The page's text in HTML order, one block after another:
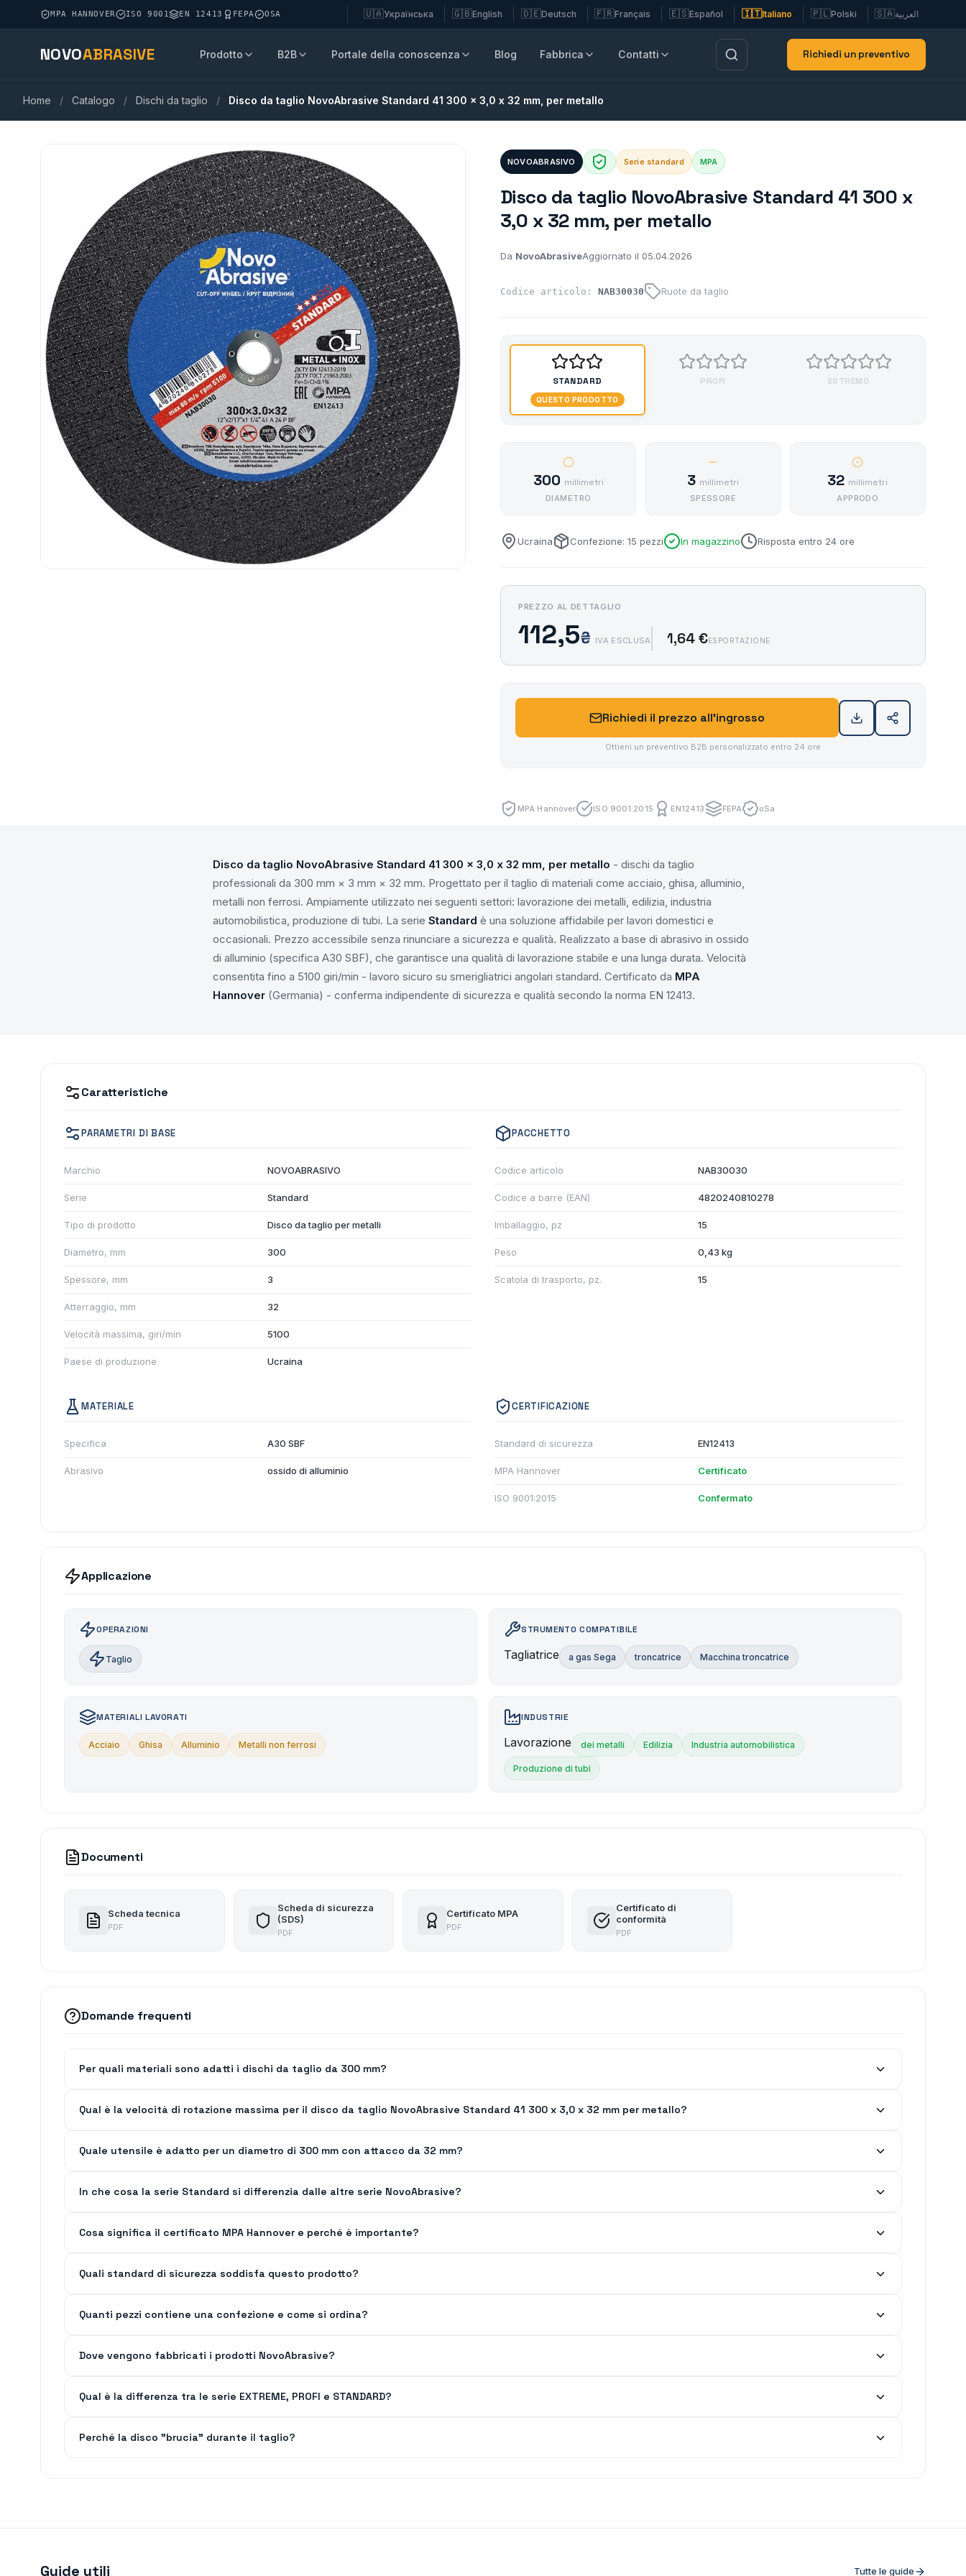
MPA HANNOVER ISO 9001 EN 12413 FEPA OSA 🇺🇦Українська 🇬🇧English 🇩🇪Deutsch 🇫🇷Français 🇪🇸Español 🇮🇹Italiano 🇵🇱Polski 🇸🇦العربية
NOVOABRASIVE Prodotto B2B Portale della conoscenza Blog Fabbrica Contatti Richiedi un preventivo
Home / Catalogo / Dischi da taglio / Disco da taglio NovoAbrasive Standard 41 300 x 3,0 x 32 mm, per metallo
NOVOABRASIVO Serie standard MPA
Disco da taglio NovoAbrasive Standard 41 300 x
3,0 x 32 mm, per metallo
Da NovoAbrasiveAggiornato il 05.04.2026
Codice articolo: NAB30030 Ruote da taglio
STANDARD
QUESTO PRODOTTO
PROFI ESTREMO
300 millimetri
DIAMETRO
3 millimetri
SPESSORE
32 millimetri
APPRODO
Ucraina Confezione: 15 pezzi In magazzino Risposta entro 24 ore
PREZZO AL DETTAGLIO
112,5₴ IVA ESCLUSA 1,64 €ESPORTAZIONE
Richiedi il prezzo all'ingrosso
Ottieni un preventivo B2B personalizzato entro 24 ore
MPA Hannover ISO 9001:2015 EN12413 FEPA oSa
Disco da taglio NovoAbrasive Standard 41 300 x 3,0 x 32 mm, per metallo - dischi da taglio
professionali da 300 mm × 3 mm × 32 mm. Progettato per il taglio di materiali come acciaio, ghisa, alluminio,
metalli non ferrosi. Ampiamente utilizzato nei seguenti settori: lavorazione dei metalli, edilizia, industria
automobilistica, produzione di tubi. La serie Standard è una soluzione affidabile per lavori domestici e
occasionali. Prezzo accessibile senza rinunciare a sicurezza e qualità. Realizzato a base di abrasivo in ossido
di alluminio (specifica A30 SBF), che garantisce una qualità di lavorazione stabile e una lunga durata. Velocità
consentita fino a 5100 giri/min - lavoro sicuro su smerigliatrici angolari standard. Certificato da MPA
Hannover (Germania) - conferma indipendente di sicurezza e qualità secondo la norma EN 12413.
Caratteristiche
PARAMETRI DI BASE
Marchio NOVOABRASIVO
Serie Standard
Tipo di prodotto Disco da taglio per metalli
Diametro, mm 300
Spessore, mm 3
Atterraggio, mm 32
Velocità massima, giri/min 5100
Paese di produzione Ucraina
PACCHETTO
Codice articolo NAB30030
Codice a barre (EAN) 4820240810278
Imballaggio, pz 15
Peso 0,43 kg
Scatola di trasporto, pz. 15
MATERIALE
Specifica A30 SBF
Abrasivo ossido di alluminio
CERTIFICAZIONE
Standard di sicurezza EN12413
MPA Hannover Certificato
ISO 9001:2015 Confermato
Applicazione
OPERAZIONI
Taglio
STRUMENTO COMPATIBILE
Tagliatrice a gas Sega troncatrice Macchina troncatrice
MATERIALI LAVORATI
Acciaio Ghisa Alluminio Metalli non ferrosi
INDUSTRIE
Lavorazione dei metalli Edilizia Industria automobilistica
Produzione di tubi
Documenti
Scheda tecnica
PDF
Scheda di sicurezza
(SDS)
PDF
Certificato MPA
PDF
Certificato di
conformità
PDF
Domande frequenti
Per quali materiali sono adatti i dischi da taglio da 300 mm?
Qual è la velocità di rotazione massima per il disco da taglio NovoAbrasive Standard 41 300 x 3,0 x 32 mm per metallo?
Quale utensile è adatto per un diametro di 300 mm con attacco da 32 mm?
In che cosa la serie Standard si differenzia dalle altre serie NovoAbrasive?
Cosa significa il certificato MPA Hannover e perché è importante?
Quali standard di sicurezza soddisfa questo prodotto?
Quanti pezzi contiene una confezione e come si ordina?
Dove vengono fabbricati i prodotti NovoAbrasive?
Qual è la differenza tra le serie EXTREME, PROFI e STANDARD?
Perché la disco "brucia" durante il taglio?
Guide utili Tutte le guide